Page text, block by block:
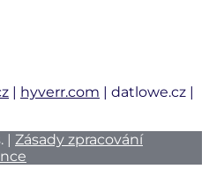
| hyverr.com | datlowe.cz |
| Zásady zpracování